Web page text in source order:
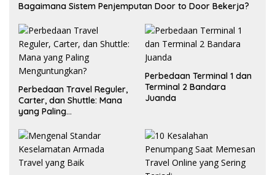
Bagaimana Sistem Penjemputan Door to Door Bekerja?
Perbedaan Travel Reguler,
Carter, dan Shuttle: Mana
yang Paling
Perbedaan Terminal 1 dan
Terminal 2 Bandara
Juanda